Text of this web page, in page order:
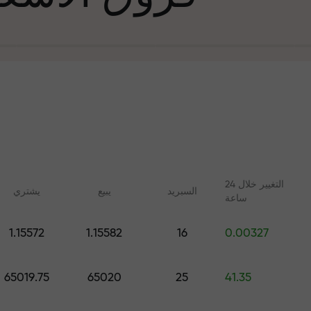
في التجارة
جائزة هديتك
يشتري يبيع السبرید
التغيير خلال 24
ساعة
1.15572 1.15582 16 0.00327
65019.75 65020 25 41.35
وندوات عبر الإنترنت لجميع
الرقمية والعقود الآجلة